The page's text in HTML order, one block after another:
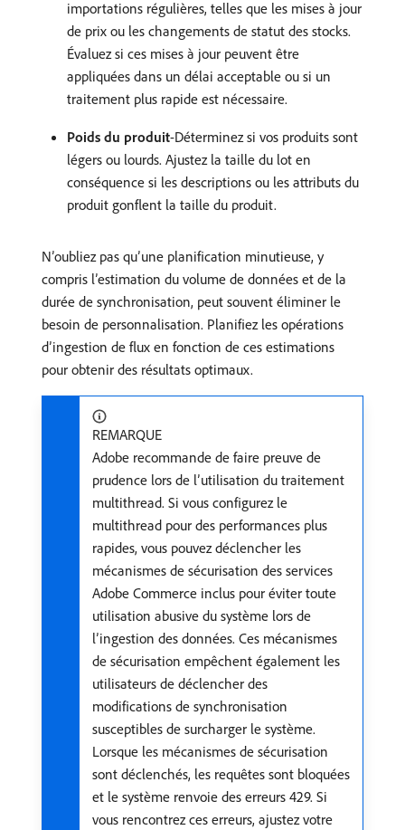
importations régulières, telles que les mises à jour
de prix ou les changements de statut des stocks.
Évaluez si ces mises à jour peuvent être
appliquées dans un délai acceptable ou si un
traitement plus rapide est nécessaire.
Poids du produit-Déterminez si vos produits sont
légers ou lourds. Ajustez la taille du lot en
conséquence si les descriptions ou les attributs du
produit gonflent la taille du produit.
N’oubliez pas qu’une planification minutieuse, y
compris l’estimation du volume de données et de la
durée de synchronisation, peut souvent éliminer le
besoin de personnalisation. Planifiez les opérations
d’ingestion de flux en fonction de ces estimations
pour obtenir des résultats optimaux.
REMARQUE
Adobe recommande de faire preuve de
prudence lors de l’utilisation du traitement
multithread. Si vous configurez le
multithread pour des performances plus
rapides, vous pouvez déclencher les
mécanismes de sécurisation des services
Adobe Commerce inclus pour éviter toute
utilisation abusive du système lors de
l’ingestion des données. Ces mécanismes
de sécurisation empêchent également les
utilisateurs de déclencher des
modifications de synchronisation
susceptibles de surcharger le système.
Lorsque les mécanismes de sécurisation
sont déclenchés, les requêtes sont bloquées
et le système renvoie des erreurs 429. Si
vous rencontrez ces erreurs, ajustez votre